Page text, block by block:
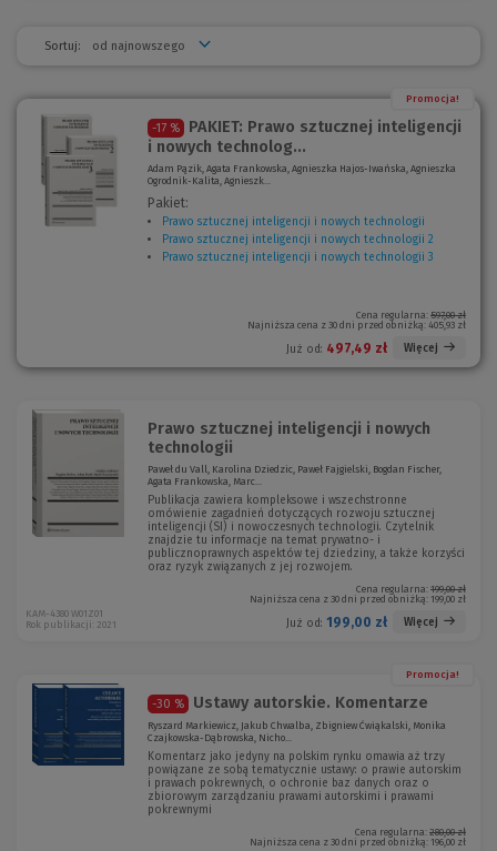
Sortuj:
Promocja!
-17 %
PAKIET: Prawo sztucznej inteligencji
i nowych technolog...
Adam Pązik, Agata Frankowska, Agnieszka Hajos-Iwańska, Agnieszka
Ogrodnik-Kalita, Agnieszk...
Pakiet:
Prawo sztucznej inteligencji i nowych technologii
N
o
o
k
n
Prawo sztucznej inteligencji i nowych technologii 2
e
o
k
Prawo sztucznej inteligencji i nowych technologii 3
w
e
o
Cena regularna: 597,00 zł
Najniższa cena z 30 dni przed obniżką: 405,93 zł
Już od: 497,49 zł Więcej
Prawo sztucznej inteligencji i nowych
technologii
Paweł du Vall, Karolina Dziedzic, Paweł Fajgielski, Bogdan Fischer,
Agata Frankowska, Marc...
Publikacja zawiera kompleksowe i wszechstronne
omówienie zagadnień dotyczących rozwoju sztucznej
inteligencji (SI) i nowoczesnych technologii. Czytelnik
znajdzie tu informacje na temat prywatno- i
publicznoprawnych aspektów tej dziedziny, a także korzyści
oraz ryzyk związanych z jej rozwojem.
Cena regularna: 199,00 zł
Najniższa cena z 30 dni przed obniżką: 199,00 zł
Już od: 199,00 zł Więcej
KAM-4380 W01Z01
Rok publikacji: 2021
Promocja!
-30 % Ustawy autorskie. Komentarze
Ryszard Markiewicz, Jakub Chwalba, Zbigniew Ćwiąkalski, Monika
Czajkowska-Dąbrowska, Nicho...
Komentarz jako jedyny na polskim rynku omawia aż trzy
powiązane ze sobą tematycznie ustawy: o prawie autorskim
i prawach pokrewnych, o ochronie baz danych oraz o
zbiorowym zarządzaniu prawami autorskimi i prawami
pokrewnymi
Cena regularna: 280,00 zł
Najniższa cena z 30 dni przed obniżką: 196,00 zł